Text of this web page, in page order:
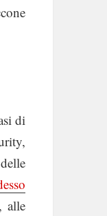
di
alle